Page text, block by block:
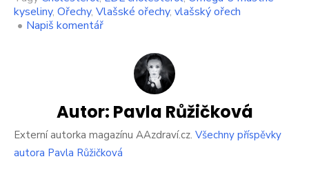
kyseliny, Ořechy, Vlašské ořechy, vlašský ořech
• Napiš komentářon
skvělým
způsobem,
snížit
zlý
cholesterol,
zjistili
Autor: Pavla Růžičková
Externí autorka magazínu AAzdraví.cz. Všechny příspěvky
autora Pavla Růžičková